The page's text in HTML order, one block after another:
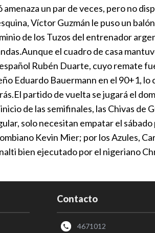
un par de veces, pero no
Víctor Guzmán le puso un
de los Tuzos del entrenador
el cuadro de casa
Rubén Duarte, cuyo remate
Eduardo Bauermann en el 90+1,
partido de vuelta se jugará el
de las semifinales, las Chivas
solo necesitan empatar el
Kevin Mier; por los Azules,
bien ejecutado por el nigeriano
Contacto
4671012